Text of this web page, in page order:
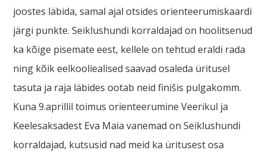
joostes läbida, samal ajal otsides orienteerumiskaardi
järgi punkte. Seiklushundi korraldajad on hoolitsenud
ka kõige pisemate eest, kellele on tehtud eraldi rada
ning kõik eelkooliealised saavad osaleda üritusel
tasuta ja raja läbides ootab neid finišis pulgakomm.
Kuna 9.aprillil toimus orienteerumine Veerikul ja
Keelesaksadest Eva Maia vanemad on Seiklushundi
korraldajad, kutsusid nad meid ka üritusest osa